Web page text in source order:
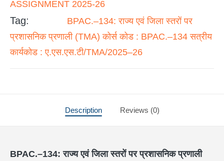
ASSIGNMENT 2025-26
Tag:
BPAC.–134: राज्य एवं जिला स्तरों पर
प्रशासनिक प्रणाली (TMA) कोर्स कोड : BPAC.–134 सत्रीय
कार्यकोड : ए.एस.एस.टी/TMA/2025–26
Description Reviews (0)
BPAC.–134:राज्य एवं जिला स्तरों पर प्रशासनिक प्रणाली